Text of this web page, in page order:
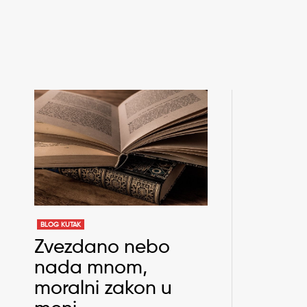
BLOG KUTAK
Zvezdano nebo
nada mnom,
moralni zakon u